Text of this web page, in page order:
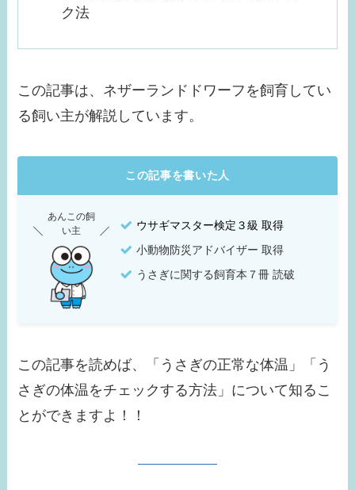
ク法
この記事は、ネザーランドドワーフを飼育してい
る飼い主が解説しています。
この記事を書いた人
ウサギマスター検定３級 取得
小動物防災アドバイザー 取得
うさぎに関する飼育本７冊 読破
あんこの飼
い主
この記事を読めば、「うさぎの正常な体温」「う
さぎの体温をチェックする方法」について知るこ
とができますよ！！